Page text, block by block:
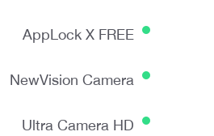
AppLock X FREE
NewVision Camera
Ultra Camera HD